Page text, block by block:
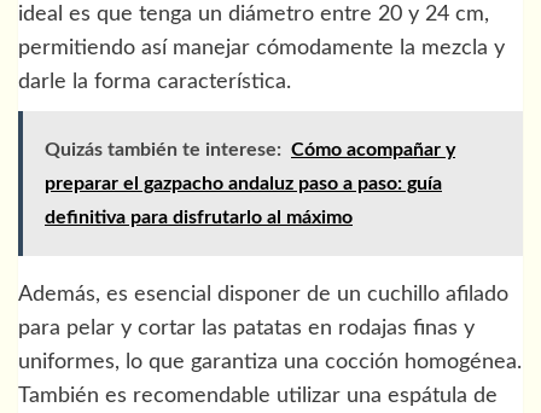
ideal es que tenga un diámetro entre 20 y 24 cm,
permitiendo así manejar cómodamente la mezcla y
darle la forma característica.
Quizás también te interese: Cómo acompañar y
preparar el gazpacho andaluz paso a paso: guía
definitiva para disfrutarlo al máximo
Además, es esencial disponer de un cuchillo afilado
para pelar y cortar las patatas en rodajas finas y
uniformes, lo que garantiza una cocción homogénea.
También es recomendable utilizar una espátula de